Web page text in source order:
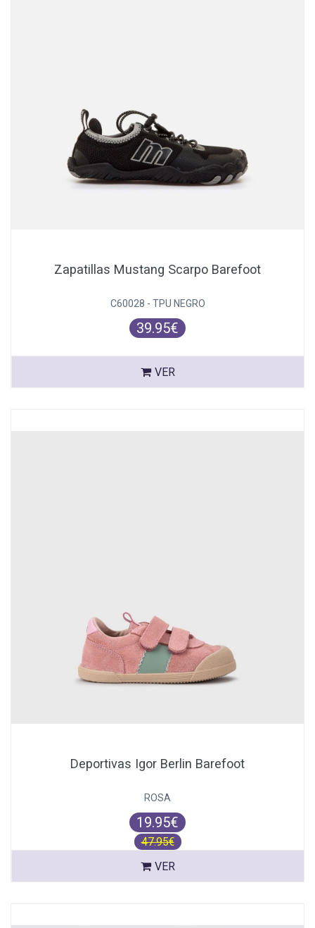
Zapatillas Mustang Scarpo Barefoot
C60028 - TPU NEGRO
39.95€
VER
Deportivas Igor Berlin Barefoot
ROSA
19.95€
47.95€
VER